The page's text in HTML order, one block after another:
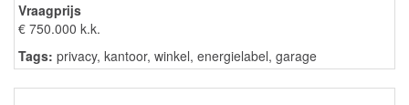
Vraagprijs
€ 750.000 k.k.
Tags: privacy, kantoor, winkel, energielabel, garage